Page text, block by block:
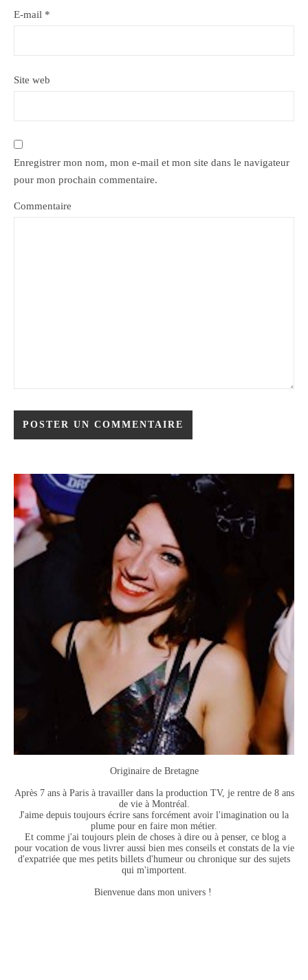
E-mail *
Site web
Enregistrer mon nom, mon e-mail et mon site dans le navigateur
pour mon prochain commentaire.
Commentaire
Originaire de Bretagne
Après 7 ans à Paris à travailler dans la production TV, je rentre de 8 ans
de vie à Montréal.
J'aime depuis toujours écrire sans forcément avoir l'imagination ou la
plume pour en faire mon métier.
Et comme j'ai toujours plein de choses à dire ou à penser, ce blog a
pour vocation de vous livrer aussi bien mes conseils et constats de la vie
d'expatriée que mes petits billets d'humeur ou chronique sur des sujets
qui m'importent.
Bienvenue dans mon univers !